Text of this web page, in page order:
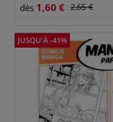
dès 1,60 € 2,65€
JUSQU'À-41%